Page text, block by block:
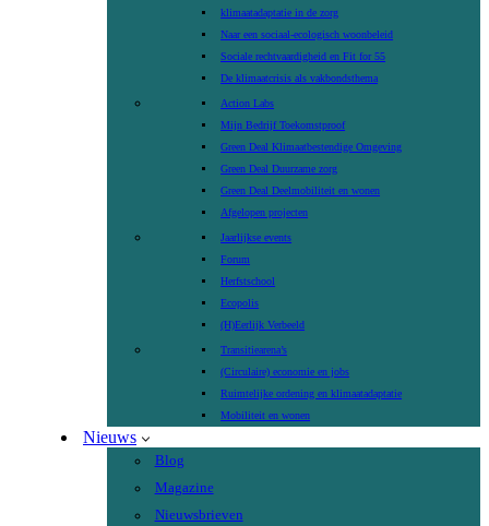
klimaatadaptatie in de zorg
Naar een sociaal-ecologisch woonbeleid
Sociale rechtvaardigheid en Fit for 55
De klimaatcrisis als vakbondsthema
Action Labs
Mijn Bedrijf Toekomstproof
Green Deal Klimaatbestendige Omgeving
Green Deal Duurzame zorg
Green Deal Deelmobiliteit en wonen
Afgelopen projecten
Jaarlijkse events
Forum
Herfstschool
Ecopolis
(H)Eerlijk Verbeeld
Transitiearena’s
(Circulaire) economie en jobs
Ruimtelijke ordening en klimaatadaptatie
Mobiliteit en wonen
Nieuws
Blog
Magazine
Nieuwsbrieven